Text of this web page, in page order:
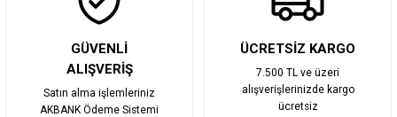
GÜVENLİ
ALIŞVERİŞ
Satın alma işlemleriniz
AKBANK Ödeme Sistemi
ÜCRETSİZ KARGO
7.500 TL ve üzeri
alışverişlerinizde kargo
ücretsiz